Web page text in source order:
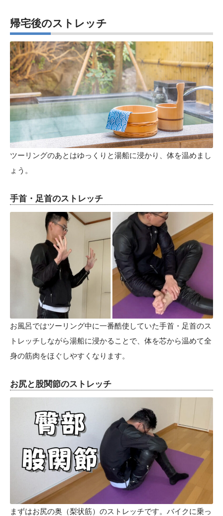
帰宅後のストレッチ
ツーリングのあとはゆっくりと湯船に浸かり、体を温めまし
ょう。
手首・足首のストレッチ
お風呂ではツーリング中に一番酷使していた手首・足首のス
トレッチしながら湯船に浸かることで、体を芯から温めて全
身の筋肉をほぐしやすくなります。
お尻と股関節のストレッチ
まずはお尻の奥（梨状筋）のストレッチです。バイクに乗っ